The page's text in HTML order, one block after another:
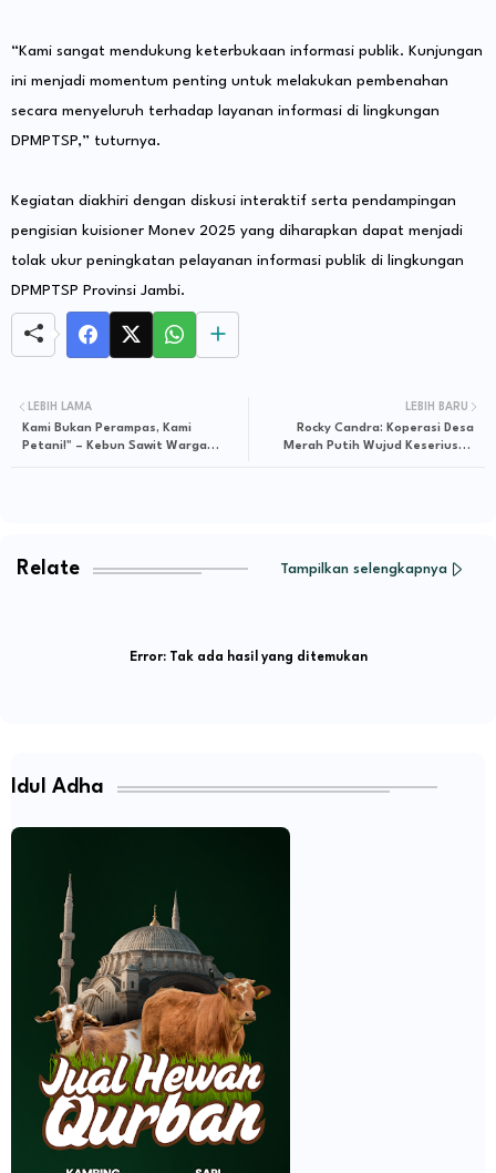
“Kami sangat mendukung keterbukaan informasi publik. Kunjungan
ini menjadi momentum penting untuk melakukan pembenahan
secara menyeluruh terhadap layanan informasi di lingkungan
DPMPTSP,” tuturnya.
Kegiatan diakhiri dengan diskusi interaktif serta pendampingan
pengisian kuisioner Monev 2025 yang diharapkan dapat menjadi
tolak ukur peningkatan pelayanan informasi publik di lingkungan
DPMPTSP Provinsi Jambi.
LEBIH BARU
Rocky Candra: Koperasi Desa
Merah Putih Wujud Keseriusan
LEBIH LAMA
Kami Bukan Perampas, Kami
Petani!" – Kebun Sawit Warga
Relate Tampilkan selengkapnya
Error:Tak ada hasil yang ditemukan
Idul Adha